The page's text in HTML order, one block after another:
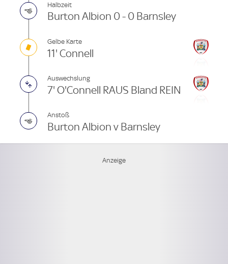
Halbzeit
Burton Albion 0 - 0 Barnsley
Gelbe Karte
11' Connell
Auswechslung
7' O'Connell RAUS Bland REIN
Anstoß
Burton Albion v Barnsley